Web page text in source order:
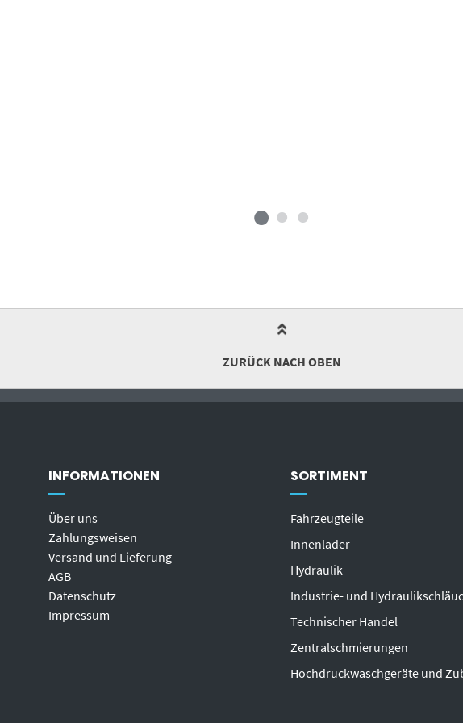
ZURÜCK NACH OBEN
INFORMATIONEN
Über uns
Zahlungsweisen
Versand und Lieferung
AGB
Datenschutz
Impressum
SORTIMENT
Fahrzeugteile
Innenlader
Hydraulik
Industrie- und
Technischer Handel
Zentralschmierungen
Hochdruckwaschgeräte und